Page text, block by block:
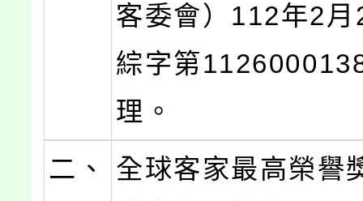
客委會）112年2
綜字第
理。
二、
全球客家最高榮譽